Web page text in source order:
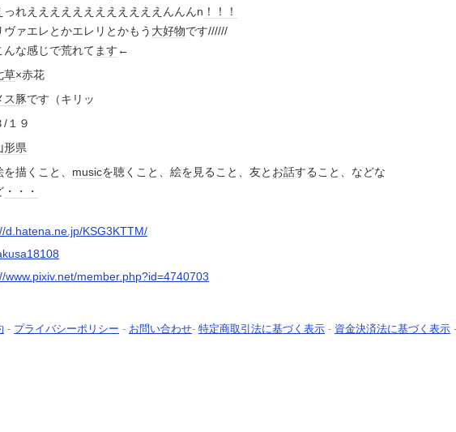
っれええええええええええええんんんn ！！！
ヴァエレとかエレリとかもう 大好物です//////
んな感じで荒れてます ←
草×赤花
ス豚です（キリッ
/１９
形県
を描くこと、 musicを聴くこと、絵を見ること、友と お話すること、などな
・・・
d.hatena.ne.jp/KSG3KTTM/
www.pixiv.net/member.php?id=4740703
- プライバシーポリシー - お問い合わせ- 特定商取引法に基づく表示 - 資金決済法に基づく表示 -